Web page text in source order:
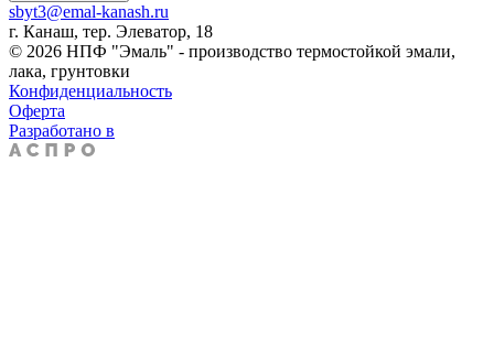
sbyt3@emal-kanash.ru
г. Канаш, тер. Элеватор, 18
© 2026 НПФ "Эмаль" - производство термостойкой эмали,
лака, грунтовки
Конфиденциальность
Оферта
Разработано в